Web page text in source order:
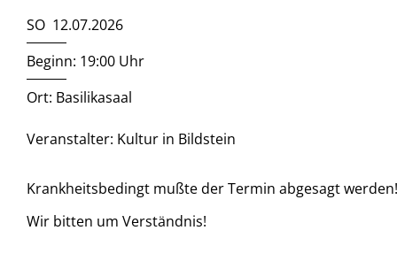
SO 12.07.2026
Beginn: 19:00 Uhr
Ort: Basilikasaal
Veranstalter: Kultur in Bildstein
Krankheitsbedingt mußte der Termin abgesagt
Wir bitten um Verständnis!